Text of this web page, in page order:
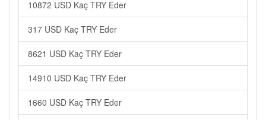
10872 USD Kaç TRY Eder
317 USD Kaç TRY Eder
8621 USD Kaç TRY Eder
14910 USD Kaç TRY Eder
1660 USD Kaç TRY Eder